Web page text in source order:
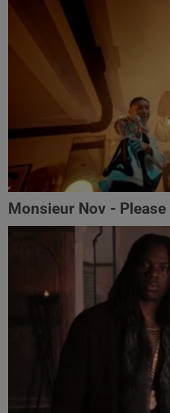
Monsieur Nov‬ - Please